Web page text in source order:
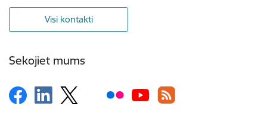
Visi kontakti
Sekojiet mums